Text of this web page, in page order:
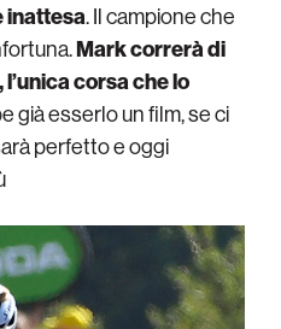
inattesa. Il campione che
Mark correrà di
, l’unica corsa che lo
già esserlo un film, se ci
perfetto e oggi